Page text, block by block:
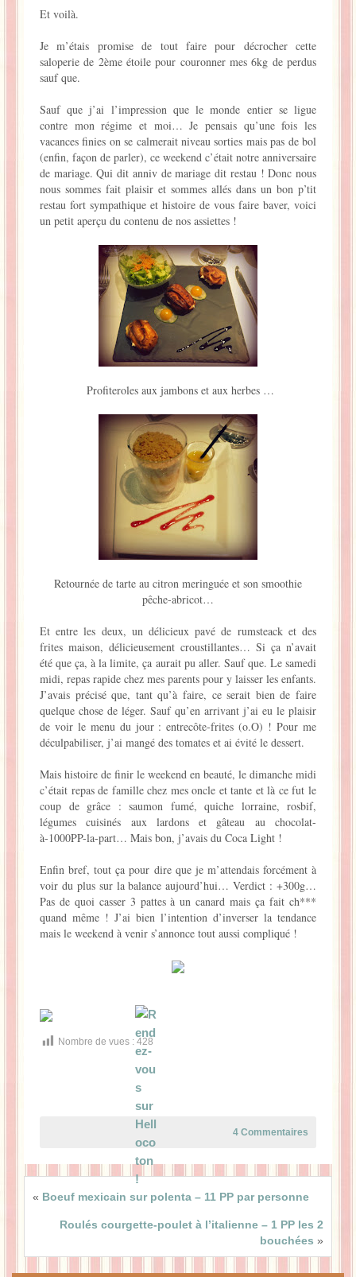
La Baleine se pomponne !
Ma période Weight Watchers
Et voilà.
Je m’étais promise de tout faire pour décrocher cette
saloperie de 2ème étoile pour couronner mes 6kg de perdus
sauf que.
Sauf que j’ai l’impression que le monde entier se ligue
contre mon régime et moi… Je pensais qu’une fois les
vacances finies on se calmerait niveau sorties mais pas de bol
(enfin, façon de parler), ce weekend c’était notre anniversaire
de mariage. Qui dit anniv de mariage dit restau ! Donc nous
nous sommes fait plaisir et sommes allés dans un bon p’tit
restau fort sympathique et histoire de vous faire baver, voici
un petit aperçu du contenu de nos assiettes !
Profiteroles aux jambons et aux herbes …
Retournée de tarte au citron meringuée et son smoothie
pêche-abricot…
Et entre les deux, un délicieux pavé de rumsteack et des
frites maison, délicieusement croustillantes… Si ça n’avait
été que ça, à la limite, ça aurait pu aller. Sauf que. Le samedi
midi, repas rapide chez mes parents pour y laisser les enfants.
J’avais précisé que, tant qu’à faire, ce serait bien de faire
quelque chose de léger. Sauf qu’en arrivant j’ai eu le plaisir
de voir le menu du jour : entrecôte-frites (o.O) ! Pour me
déculpabiliser, j’ai mangé des tomates et ai évité le dessert.
Mais histoire de finir le weekend en beauté, le dimanche midi
c’était repas de famille chez mes oncle et tante et là ce fut le
coup de grâce : saumon fumé, quiche lorraine, rosbif,
légumes cuisinés aux lardons et gâteau au chocolat-
à-1000PP-la-part… Mais bon, j’avais du Coca Light !
Enfin bref, tout ça pour dire que je m’attendais forcément à
voir du plus sur la balance aujourd’hui… Verdict : +300g…
Pas de quoi casser 3 pattes à un canard mais ça fait ch***
quand même ! J’ai bien l’intention d’inverser la tendance
mais le weekend à venir s’annonce tout aussi compliqué !
Nombre de vues : 428
4 Commentaires
« Boeuf mexicain sur polenta – 11 PP par personne
Roulés courgette-poulet à l’italienne – 1 PP les 2
bouchées »